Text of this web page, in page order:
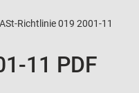
Richtlinie 019 2001-11
11 PDF